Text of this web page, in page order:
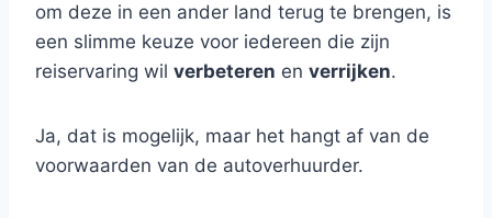
om deze in een ander land terug te brengen, is
een slimme keuze voor iedereen die zijn
reiservaring wil verbeteren en verrijken.
Ja, dat is mogelijk, maar het hangt af van de
voorwaarden van de autoverhuurder.